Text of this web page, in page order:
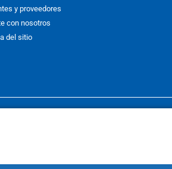
y proveedores
con nosotros
del sitio
o parcial, así como su traducción a
written permission is prohibited. All